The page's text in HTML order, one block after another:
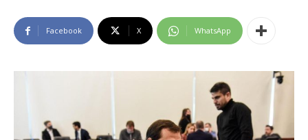
Facebook X WhatsApp